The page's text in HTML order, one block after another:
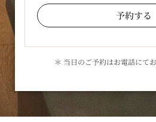
予約する
＊ 当日のご予約はお電話にて